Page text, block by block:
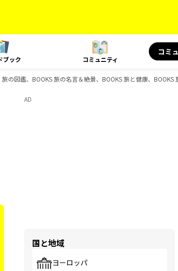
ブック コミュニティ
コミ
図鑑、BOOKS 旅の名言＆絶景、BOOKS 旅と健康、BOOKS
AD
国と地域
ヨーロッパ